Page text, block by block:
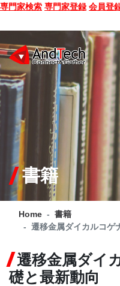
専門家検索 専門家登録 会員登
SEMINAR
BOOK
CONSULTING
SERVICE
COMPANY
Q&A
書籍
Home
書籍
遷移金属ダイカルコゲ
遷移金属ダイ
礎と最新動向